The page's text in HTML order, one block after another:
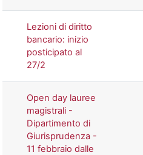
Lezioni di diritto
bancario: inizio
posticipato al
27/2
Open day lauree
magistrali -
Dipartimento di
Giurisprudenza -
11 febbraio dalle